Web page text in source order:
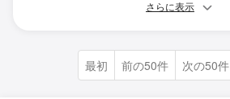
さらに表示
最初 前の50件 次の50件